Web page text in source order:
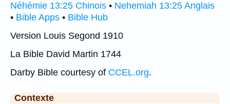
Néhémie 13:25 Chinois • Nehemiah 13:25 Anglais
• Bible Apps • Bible Hub
Version Louis Segond 1910
La Bible David Martin 1744
Darby Bible courtesy of CCEL.org.
Contexte